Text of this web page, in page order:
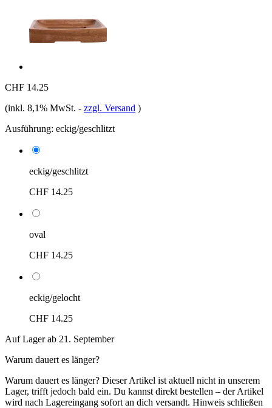
CHF 14.25
(inkl. 8,1% MwSt. - zzgl. Versand )
Ausführung: eckig/geschlitzt
eckig/geschlitzt
CHF 14.25
oval
CHF 14.25
eckig/gelocht
CHF 14.25
Auf Lager ab 21. September
Warum dauert es länger?
Warum dauert es länger? Dieser Artikel ist aktuell nicht in unserem
Lager, trifft jedoch bald ein. Du kannst direkt bestellen – der Artikel
wird nach Lagereingang sofort an dich versandt. Hinweis schließen